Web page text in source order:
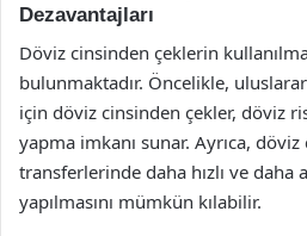
Dezavantajları
Döviz cinsinden çeklerin
bulunmaktadır. Öncelikle,
için döviz cinsinden çekler, döviz
yapma imkanı sunar. Ayrıca,
transferlerinde daha hızlı ve daha
yapılmasını mümkün kılabilir.